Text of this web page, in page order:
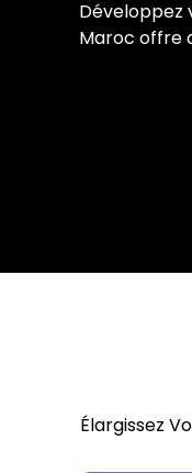
Développez
Maroc offre
Élargissez